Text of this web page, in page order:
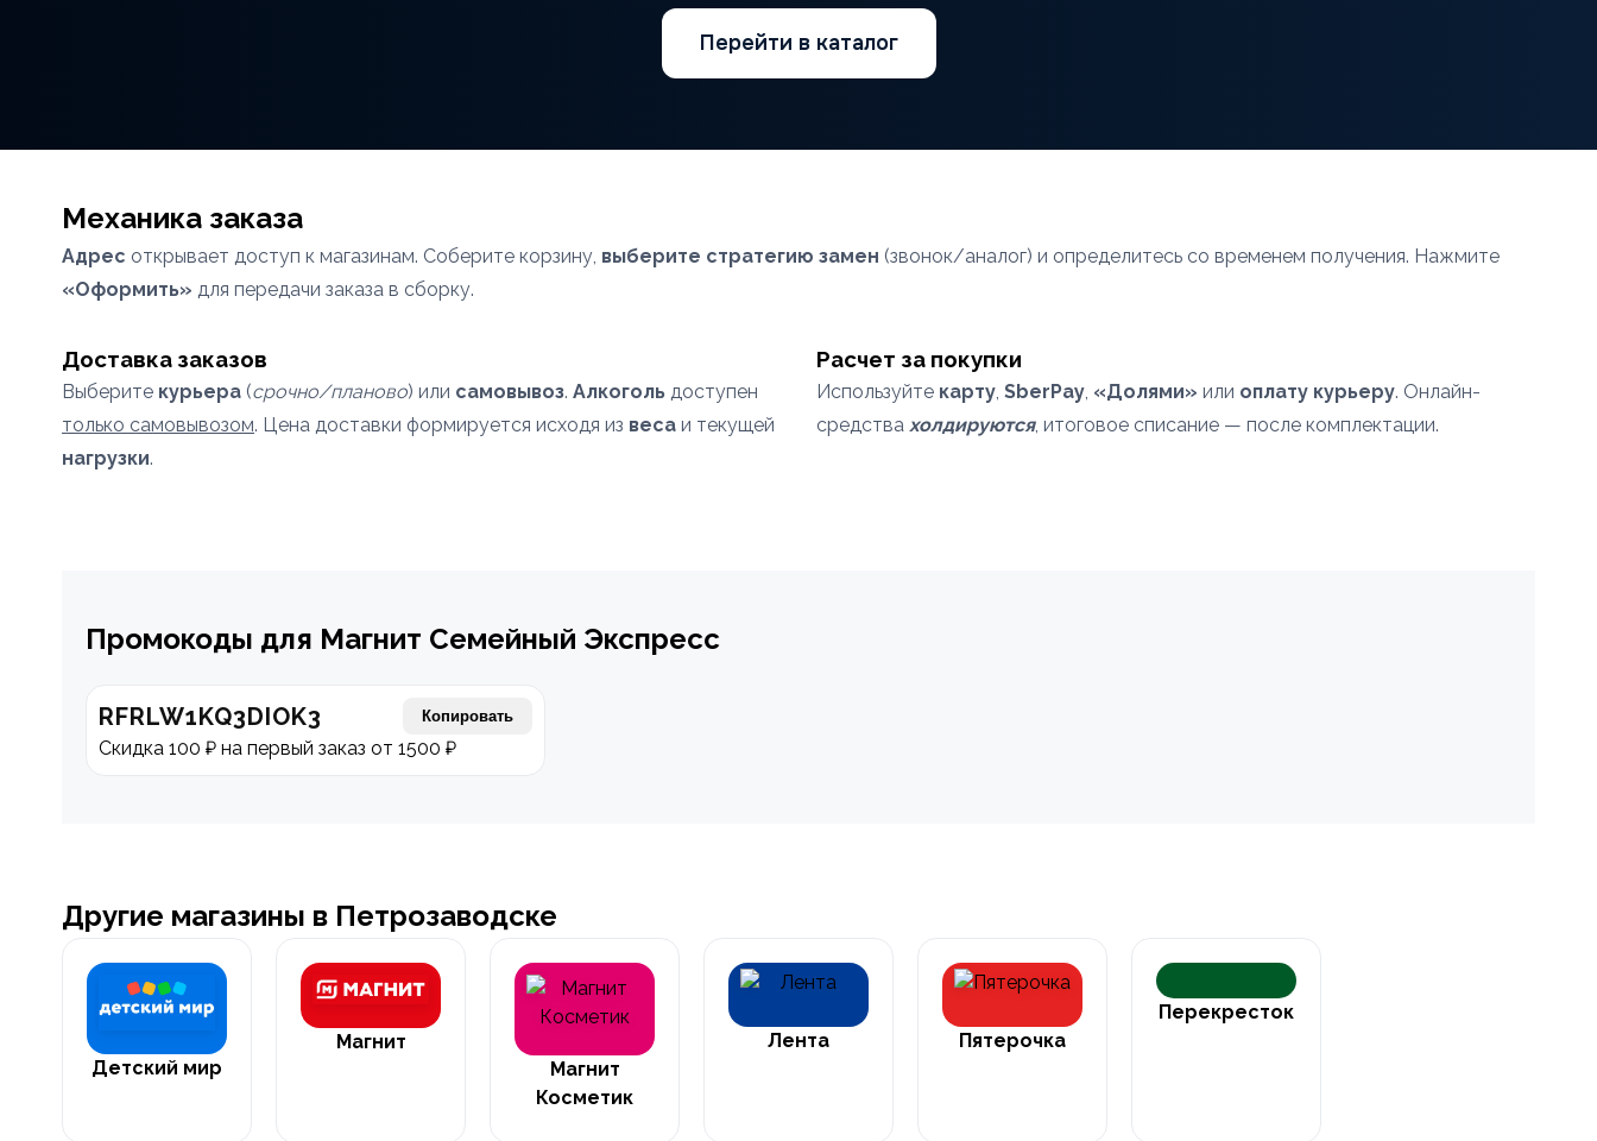
Перейти в каталог
Механика заказа
Адрес открывает доступ к магазинам. Соберите корзину, выберите стратегию замен (звонок/аналог) и определитесь со временем получения. Нажмите
«Оформить» для передачи заказа в сборку.
Доставка заказов
Выберите курьера (срочно/планово) или самовывоз. Алкоголь доступен
только самовывозом. Цена доставки формируется исходя из веса и текущей
нагрузки.
Расчет за покупки
Используйте карту, SberPay, «Долями» или оплату курьеру. Онлайн-
средства холдируются, итоговое списание — после комплектации.
Промокоды для Магнит Семейный Экспресс
RFRLW1KQ3DIOK3 Копировать
Скидка 100 ₽ на первый заказ от 1500 ₽
Другие магазины в Петрозаводске
Детский мир
Магнит
Магнит
Косметик
Лента Пятерочка
Перекресток